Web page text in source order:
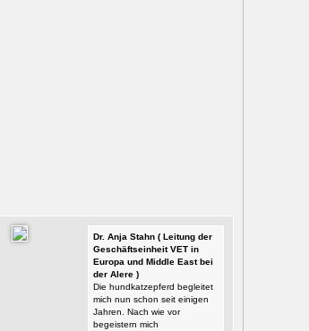
Dr. Anja Stahn ( Leitung der
Geschäftseinheit VET in
Europa und Middle East bei
der Alere )
Die hundkatzepferd begleitet
mich nun schon seit einigen
Jahren. Nach wie vor
begeistern mich